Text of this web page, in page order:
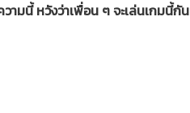
ามนี้ หวังว่าเพื่อน ๆ จะเล่นเกมนี้กัน